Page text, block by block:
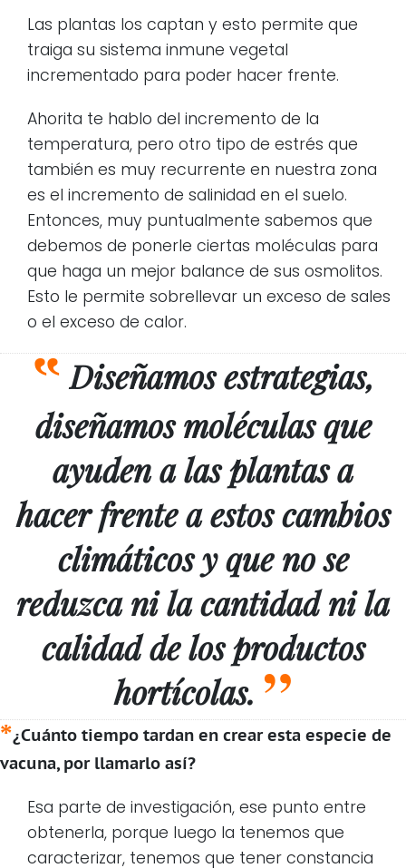
Las plantas los captan y esto permite que
traiga su sistema inmune vegetal
incrementado para poder hacer frente.
Ahorita te hablo del incremento de la
temperatura, pero otro tipo de estrés que
también es muy recurrente en nuestra zona
es el incremento de salinidad en el suelo.
Entonces, muy puntualmente sabemos que
debemos de ponerle ciertas moléculas para
que haga un mejor balance de sus osmolitos.
Esto le permite sobrellevar un exceso de sales
o el exceso de calor.
Diseñamos estrategias,
diseñamos moléculas que
ayuden a las plantas a
hacer frente a estos cambios
climáticos y que no se
reduzca ni la cantidad ni la
calidad de los productos
hortícolas.
¿Cuánto tiempo tardan en crear esta especie de
vacuna, por llamarlo así?
Esa parte de investigación, ese punto entre
obtenerla, porque luego la tenemos que
caracterizar, tenemos que tener constancia